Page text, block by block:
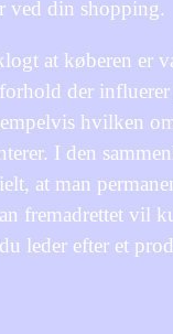
ved din shopping.
at køberen er
der influerer
hvilken
I den
at man
fremadrettet vil
leder efter et